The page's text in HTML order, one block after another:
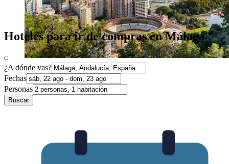
Hoteles para ir de compras en Málaga
¿A dónde vas?
Fechas
Personas
Buscar